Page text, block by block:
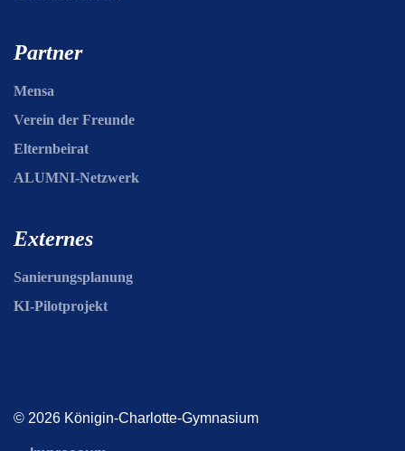
Partner
Mensa
Verein der Freunde
Elternbeirat
ALUMNI-Netzwerk
Externes
Sanierungsplanung
KI-Pilotprojekt
© 2026 Königin-Charlotte-Gymnasium